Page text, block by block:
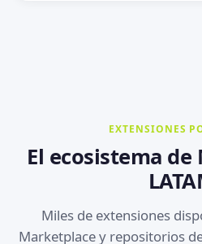
EXTENSIONES
El ecosistema
Miles de extensiones
Marketplace y repositorios